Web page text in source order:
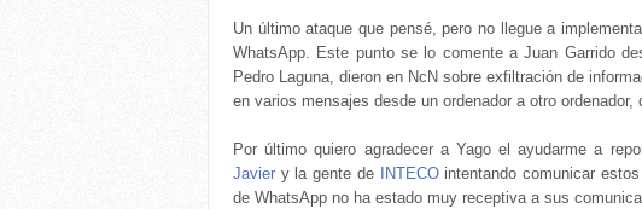
Un último ataque que pensé, pero no llegue a
WhatsApp. Este punto se lo comente a Juan Garrido
Pedro Laguna, dieron en NcN sobre exfiltración de
en varios mensajes desde un ordenador a otro
Por último quiero agradecer a Yago el ayudarme a
Javier y la gente de INTECOintentando comunicar
de WhatsApp no ha estado muy receptiva a sus